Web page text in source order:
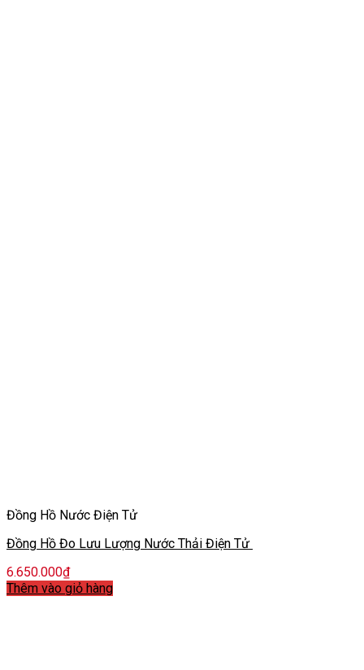
Đồng Hồ Nước Điện Tử
Đồng Hồ Đo Lưu Lượng Nước Thải Điện Tử
6.650.000₫
Thêm vào giỏ hàng